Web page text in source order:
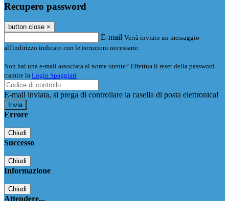
Recupero password
button close ×
E-mail Verrà inviato un messaggio
all'indirizzo indicato con le istruzioni necessarie.
Non hai una e-mail associata al nome utente? Effettua il reset della password
tramite la Login Spaggiari
E-mail inviata, si prega di controllare la casella di posta elettronica!
Errore
Chiudi
Successo
Chiudi
Informazione
Chiudi
Attendere...